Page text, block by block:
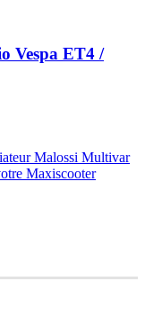
Vespa ET4 /
Malossi Multivar
Maxiscooter